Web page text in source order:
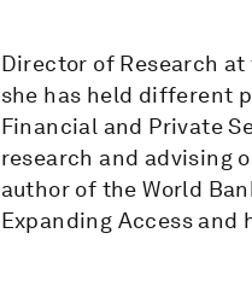
Director of Research at
she has held different
Financial and Private
research and advising
author of the World
Expanding Access and